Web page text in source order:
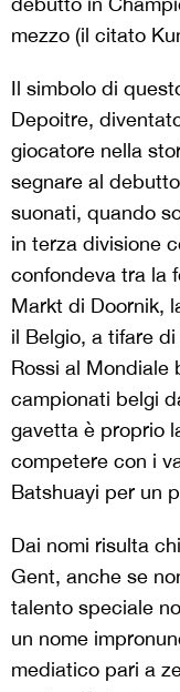
mezzo (il citato
Il simbolo di
Depoitre,
giocatore nella
segnare al
suonati, quando
in terza divisione
confondeva tra la
Markt di Doornik,
il Belgio, a tifare
Rossi al Mondiale
campionati belgi
gavetta è proprio
competere con i
Batshuayi per un
Dai nomi risulta
Gent, anche se
talento speciale
un nome
mediatico pari a